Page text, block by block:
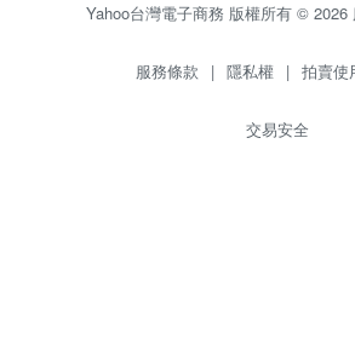
Yahoo台灣電子商務 版權所有 © 2026
服務條款 | 隱私權 | 拍賣使
交易安全